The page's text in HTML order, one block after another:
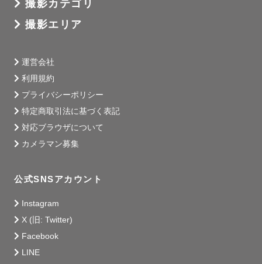
ご祈祷の予定がある方のみ、撮影同行をお受けいたしま
す。予めご了承ください。
🎉サプライズ大好き🎉
誰かを驚かせたい時は私の出番です！
一緒にサプライズ時間を楽しみましょう！
一緒に泣かせてください。
撮影カテゴリ
撮影エリア
運営会社
利用規約
プライバシーポリシー
特定商取引法に基づく表記
対応ブラウザについて
カメラマン募集
公式SNSアカウント
Instagram
X (旧: Twitter)
Facebook
LINE